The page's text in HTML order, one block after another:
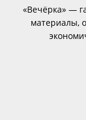
«Вечёрка» —
материалы,